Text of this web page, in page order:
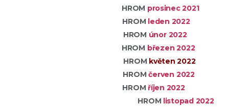
prosinec 2021
leden 2022
únor 2022
březen 2022
květen 2022
červen 2022
říjen 2022
HROM listopad 2022